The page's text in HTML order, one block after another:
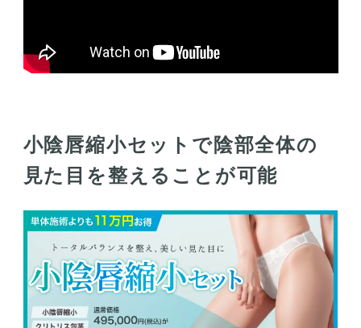
小陰唇縮小セットで陰部全体の
見た目を整えることが可能